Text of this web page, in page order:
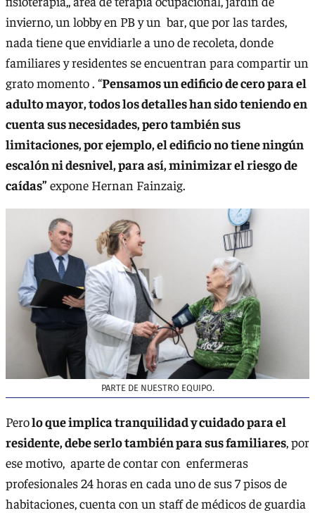
invierno, un lobby en PB y un bar, que por las tardes,
nada tiene que envidiarle a uno de recoleta, donde
familiares y residentes se encuentran para compartir un
grato momento . “Pensamos un edificio de cero para el
adulto mayor, todos los detalles han sido teniendo en
cuenta sus necesidades, pero también sus
limitaciones, por ejemplo, el edificio no tiene ningún
escalón ni desnivel, para así, minimizar el riesgo de
caídas” expone Hernan Fainzaig.
PARTE DE NUESTRO EQUIPO.
Perolo que implica tranquilidad y cuidado para el
residente, debe serlo también para sus familiares, por
ese motivo, aparte de contar con enfermeras
profesionales 24 horas en cada uno de sus 7 pisos de
habitaciones, cuenta con un staff de médicos de guardia